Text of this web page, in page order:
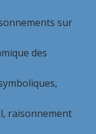
sur
des
raisonnement